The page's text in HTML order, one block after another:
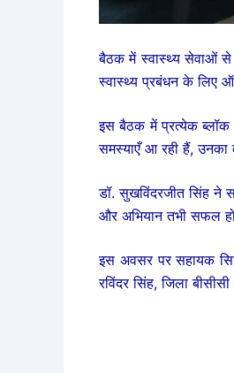
बैठक में स्वास्थ्य सेवाओं से
स्वास्थ्य प्रबंधन के लिए
इस बैठक में प्रत्येक ब्लॉक
समस्याएँ आ रही हैं, उनका
डॉ. सुखविंदरजीत सिंह ने
और अभियान तभी सफल
इस अवसर पर सहायक
रविंदर सिंह, जिला